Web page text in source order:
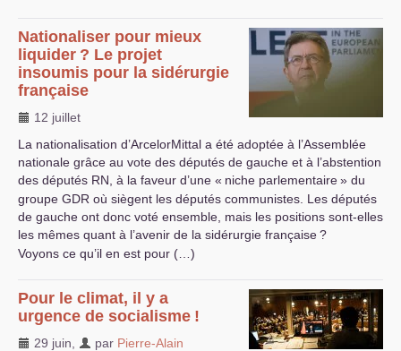
Nationaliser pour mieux
liquider ? Le projet
insoumis pour la sidérurgie
française
12 juillet
La nationalisation d’ArcelorMittal a été adoptée à l’Assemblée
nationale grâce au vote des députés de gauche et à l’abstention
des députés RN , à la faveur d’une « niche parlementaire» du
groupe GDR où siègent les députés communistes. Les députés
de gauche ont donc voté ensemble, mais les positions sont-elles
les mêmes quant à l’avenir de la sidérurgie française?
Voyons ce qu’il en est pour (…)
Pour le climat, il y a
urgence de socialisme !
29 juin par Pierre-Alain